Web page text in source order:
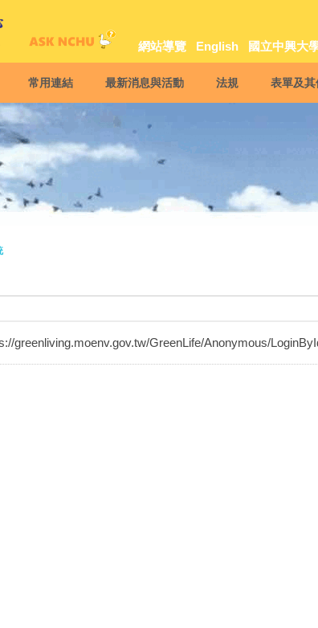
網站導覽 English 國立中興大
常用連結 最新消息與活動 法規 表單及其
greenliving.moenv.gov.tw/GreenLife/Anonymous/